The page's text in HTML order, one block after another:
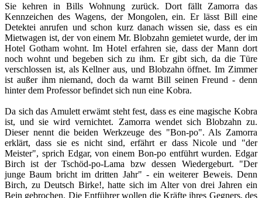
Sie kehren in Bills Wohnung zurück. Dort fällt Zamorra das
Kennzeichen des Wagens, der Mongolen, ein. Er lässt Bill eine
Detektei anrufen und schon kurz danach wissen sie, dass es ein
Mietwagen ist, der von einem Mr. Blobzahn gemietet wurde, der im
Hotel Gotham wohnt. Im Hotel erfahren sie, dass der Mann dort
noch wohnt und begeben sich zu ihm. Er gibt sich, da die Türe
verschlossen ist, als Kellner aus, und Blobzahn öffnet. Im Zimmer
ist außer ihm niemand, doch da warnt Bill seinen Freund - denn
hinter dem Professor befindet sich nun eine Kobra.
Da sich das Amulett erwämt steht fest, dass es eine magische Kobra
ist, und sie wird vernichtet. Zamorra wendet sich Blobzahn zu.
Dieser nennt die beiden Werkzeuge des "Bon-po". Als Zamorra
erklärt, dass sie es nicht sind, erfährt er dass Nicole und "der
Meister", sprich Edgar, von einem Bon-po entführt wurden. Edgar
Birch ist der Tschöd-po-Lama bzw dessen Wiedergeburt. "Der
junge Baum bricht im dritten Jahr" - ein weiterer Beweis. Denn
Birch, zu Deutsch Birke!, hatte sich im Alter von drei Jahren ein
Bein gebrochen. Die Entführer wollen die Kräfte ihres Gegners, des